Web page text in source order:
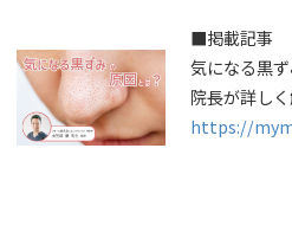
■掲載記事
気になる黒
院長が詳しく
https://